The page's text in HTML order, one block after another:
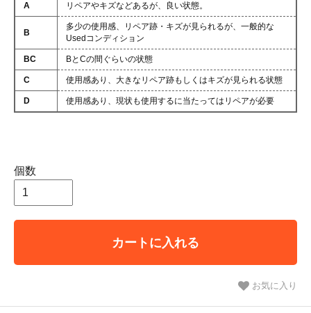
A リペアやキズなどあるが、良い状態。
B
多少の使用感、リペア跡・キズが見られるが、一般的な
Usedコンディション
BC BとCの間ぐらいの状態
C 使用感あり、大きなリペア跡もしくはキズが見られる状態
D 使用感あり、現状も使用するに当たってはリペアが必要
個数
カートに入れる
お気に入り